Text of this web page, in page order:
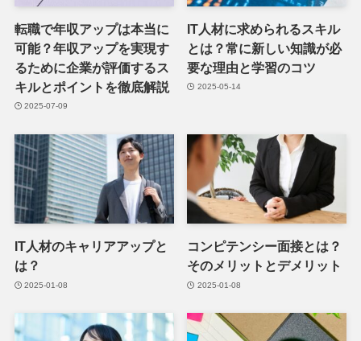
転職で年収アップは本当に
可能？年収アップを実現す
るために企業が評価するス
キルとポイントを徹底解説
2025-07-09
IT人材に求められるスキル
とは？常に新しい知識が必
要な理由と学習のコツ
2025-05-14
IT人材のキャリアアップと
は？
2025-01-08
コンピテンシー面接とは？
そのメリットとデメリット
2025-01-08